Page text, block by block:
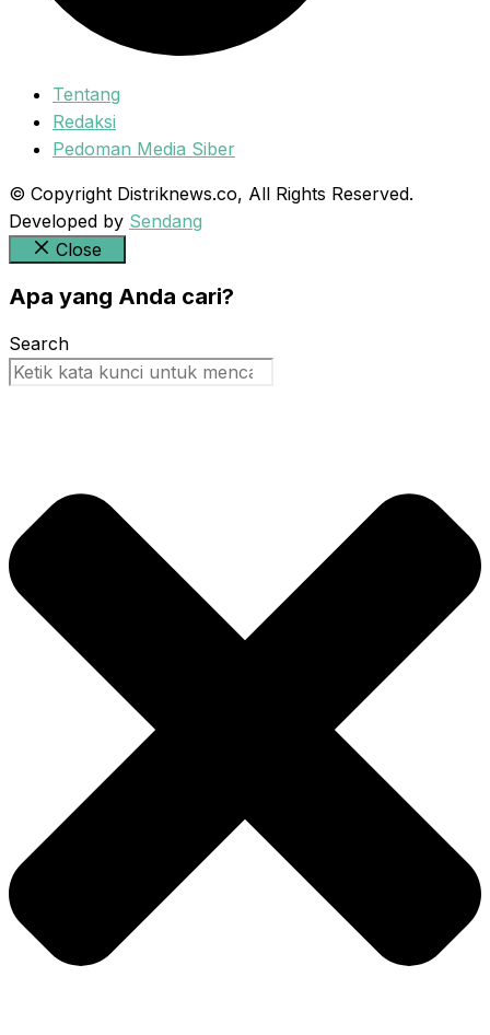
Tentang
Redaksi
Pedoman Media Siber
© Copyright Distriknews.co, All Rights Reserved.
Developed by Sendang
Close
Apa yang Anda cari?
Search